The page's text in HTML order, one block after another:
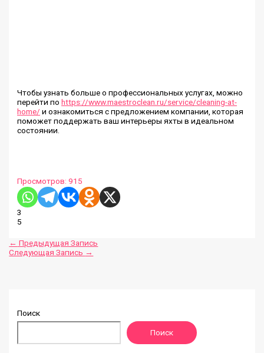
Чтобы узнать больше о профессиональных услугах, можно
перейти поhttps://www.maestroclean.ru/service/cleaning-at-
home/ и ознакомиться с предложением компании, которая
поможет поддержать ваш интерьеры яхты в идеальном
состоянии.
Просмотров: 915
3
5
← Предыдущая Запись
Следующая Запись →
Поиск
Поиск